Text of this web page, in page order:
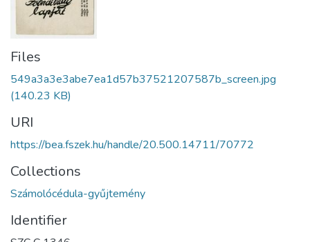
Files
549a3a3e3abe7ea1d57b37521207587b_screen.jpg
(140.23 KB)
URI
https://bea.fszek.hu/handle/20.500.14711/70772
Collections
Számolócédula-gyűjtemény
Identifier